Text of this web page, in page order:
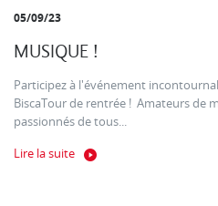
05/09/23
MUSIQUE !
Participez à l'événement
BiscaTour de rentrée ! Amateurs de
passionnés de tous...
Lire la suite